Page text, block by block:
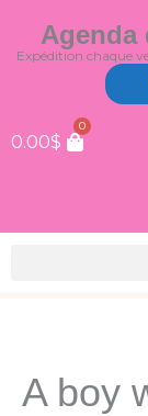
au
Agenda
Expédition chaque
0.00$
0
A boy